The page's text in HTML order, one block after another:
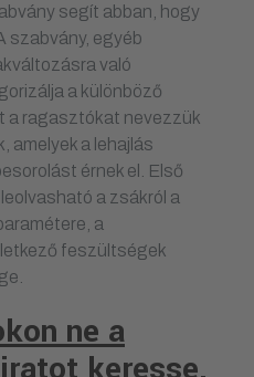
segít abban, hogy
szabvány, egyéb
való
a különböző
a ragasztókat nevezzük
amelyek a lehajlás
érnek el. Első
a zsákról a
a
feszültségek
ne a